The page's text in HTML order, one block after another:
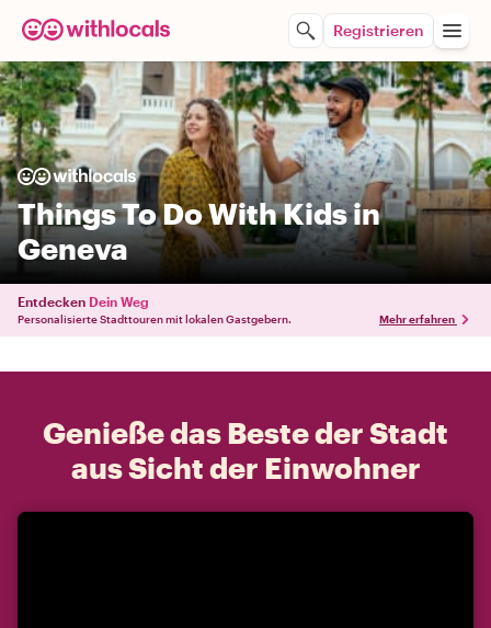
Registrieren
Things To Do With Kids in
Geneva
Entdecken Dein Weg
Personalisierte Stadttouren mit lokalen Gastgebern. Mehr erfahren
Genieße das Beste der Stadt
aus Sicht der Einwohner